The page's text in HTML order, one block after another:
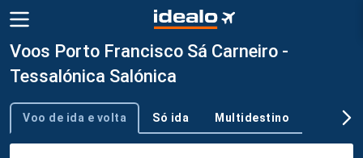
Voos Porto Francisco Sá Carneiro -
Tessalónica Salónica
Tipo de viagem
Voo de ida e volta Só ida Multidestino